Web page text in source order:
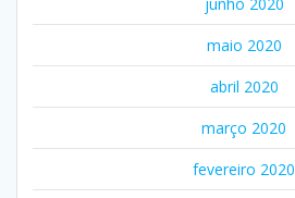
junho 2020
maio 2020
abril 2020
março 2020
fevereiro 2020